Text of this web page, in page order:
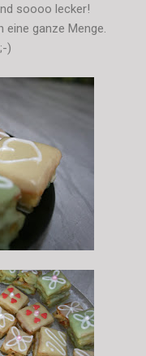
soooo lecker!
ganze Menge.
)